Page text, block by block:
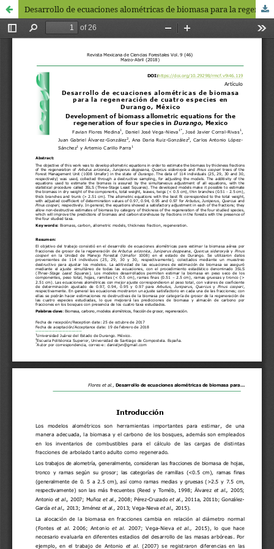
Desarrollo de ecuaciones alométricas de biomasa para la regeneración de cuatro especies en Durango, México